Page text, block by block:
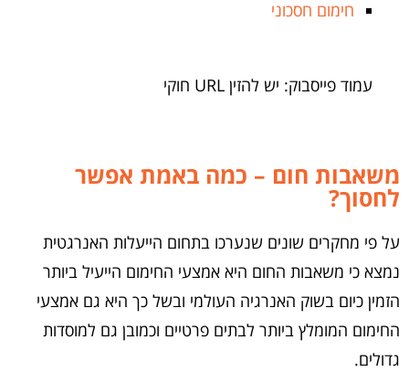
חימום חסכוני
עמוד פייסבוק: יש להזין URL חוקי
משאבות חום – כמה באמת אפשר
לחסוך?
על פי מחקרים שונים שנערכו בתחום הייעלות האנרגטית
נמצא כי משאבות החום היא אמצעי החימום הייעיל ביותר
הזמין כיום בשוק האנרגיה העולמי ובשל כך היא גם אמצעי
החימום המומלץ ביותר לבתים פרטיים וכמובן גם למוסדות
גדולים.